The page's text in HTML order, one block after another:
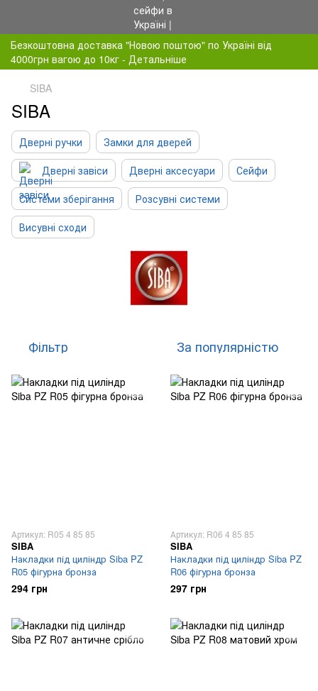
Безкоштовна доставка "Новою поштою" по Україні від
4000грн вагою до 10кг - Детальніше
SIBA
SIBA
Дверні ручки
Замки для дверей
Дверні завіси
Дверні аксесуари
Сейфи
Системи зберігання
Розсувні системи
Висувні сходи
Фільтр За популярністю
Артикул: R05 4 85 85
SIBA
Накладки під циліндр Siba PZ
R05 фігурна бронза
294 грн
Артикул: R06 4 85 85
SIBA
Накладки під циліндр Siba PZ
R06 фігурна бронза
297 грн